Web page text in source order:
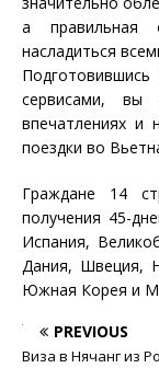
а правильная
насладиться
сервисами, вы
впечатлениях и
поездки во
Граждане 14
получения 45-
Испания,
Дания, Швеция,
Южная Корея и
PREVIOUS
Виза в Нячанг из